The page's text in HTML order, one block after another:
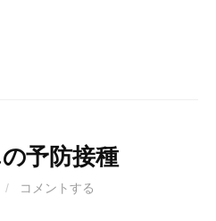
予防接種
/ コメントする